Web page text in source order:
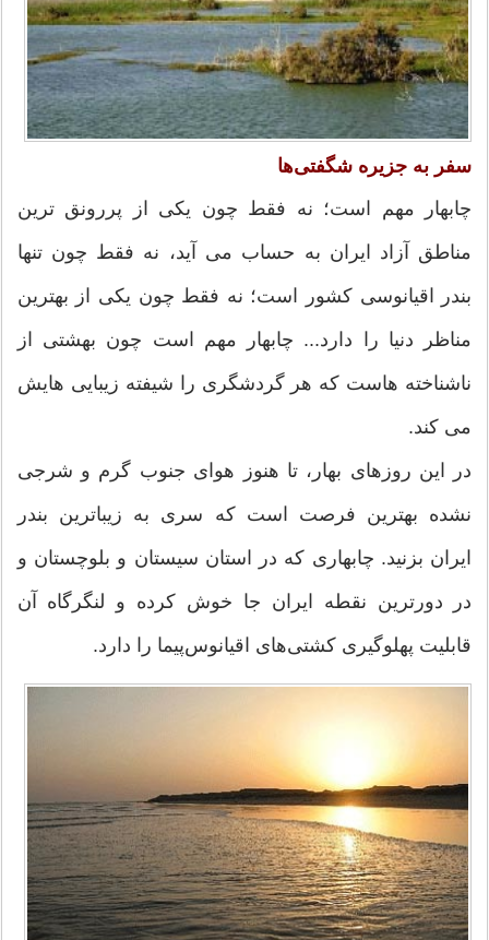
سفر به جزیره شگفتی‌ها
چابهار مهم است؛ نه فقط چون یکی از پررونق ترین
مناطق آزاد ایران به حساب می آید، نه فقط چون تنها
بندر اقیانوسی کشور است؛ نه فقط چون یکی از بهترین
مناظر دنیا را دارد... چابهار مهم است چون بهشتی از
ناشناخته هاست که هر گردشگری را شیفته زیبایی هایش
می کند.
در این روزهای بهار، تا هنوز هوای جنوب گرم و شرجی
نشده بهترین فرصت است که سری به زیباترین بندر
ایران بزنید. چابهاری که در استان سیستان و بلوچستان و
در دورترین نقطه ایران جا خوش کرده و لنگرگاه آن
قابلیت پهلوگیری کشتی‌های اقیانوس‌پیما را دارد.